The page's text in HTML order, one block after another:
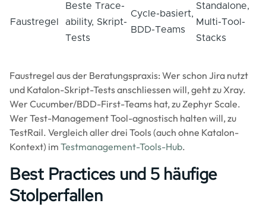
Faustregel
Beste Trace-
ability, Skript-
Tests
Cycle-basiert,
BDD-Teams
Standalone,
Multi-Tool-
Stacks
Faustregel aus der Beratungspraxis: Wer schon Jira nutzt
und Katalon-Skript-Tests anschliessen will, geht zu Xray.
Wer Cucumber/BDD-First-Teams hat, zu Zephyr Scale.
Wer Test-Management Tool-agnostisch halten will, zu
TestRail. Vergleich aller drei Tools (auch ohne Katalon-
Kontext) im Testmanagement-Tools-Hub.
Best Practices und 5 häufige
Stolperfallen